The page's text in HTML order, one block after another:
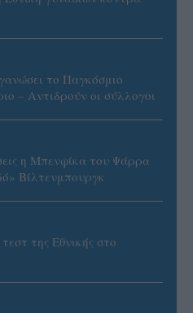
το Παγκόσμιο
– Αντιδρούν οι σύλλογοι
η Μπενφίκα του Ψάρρα
Βίλτενμπουργκ
της Εθνικής στο